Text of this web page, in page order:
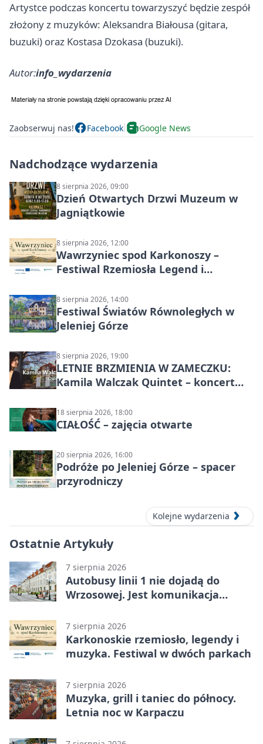
Artystce podczas koncertu towarzyszyć będzie zespół
złożony z muzyków: Aleksandra Białousa (gitara,
buzuki) oraz Kostasa Dzokasa (buzuki).
Autor:info_wydarzenia
Zaobserwuj nas! Facebook Google News
Nadchodzące wydarzenia
8 sierpnia 2026, 09:00
Dzień Otwartych Drzwi Muzeum w
Jagniątkowie
8 sierpnia 2026, 12:00
Wawrzyniec spod Karkonoszy –
Festiwal Rzemiosła Legend i
8 sierpnia 2026, 14:00
Festiwal Światów Równoległych w
Jeleniej Górze
8 sierpnia 2026, 19:00
LETNIE BRZMIENIA W ZAMECZKU:
Kamila Walczak Quintet – koncert
18 sierpnia 2026, 18:00
CIAŁOŚĆ – zajęcia otwarte
20 sierpnia 2026, 16:00
Podróże po Jeleniej Górze – spacer
przyrodniczy
Kolejne wydarzenia
Ostatnie Artykuły
7 sierpnia 2026
Autobusy linii 1 nie dojadą do
Wrzosowej. Jest komunikacja
7 sierpnia 2026
Karkonoskie rzemiosło, legendy i
muzyka. Festiwal w dwóch parkach
7 sierpnia 2026
Muzyka, grill i taniec do północy.
Letnia noc w Karpaczu